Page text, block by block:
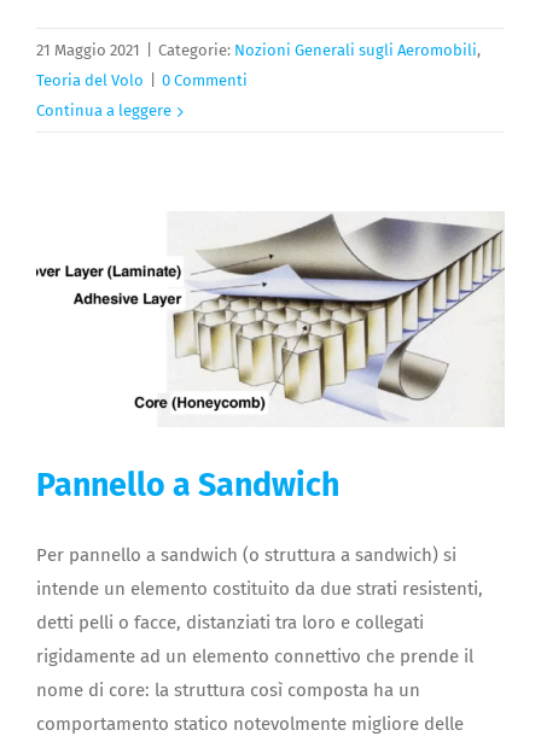
21 Maggio 2021 Categorie: Nozioni Generali sugli Aeromobili,
Teoria del Volo
0 Commenti
Continua a leggere
Pannello a Sandwich
Per pannello a sandwich (o struttura a sandwich) si
intende un elemento costituito da due strati resistenti,
detti pelli o facce, distanziati tra loro e collegati
rigidamente ad un elemento connettivo che prende il
nome di core: la struttura così composta ha un
comportamento statico notevolmente migliore delle